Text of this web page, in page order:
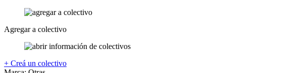
Agregar a colectivo
+ Creá un colectivo